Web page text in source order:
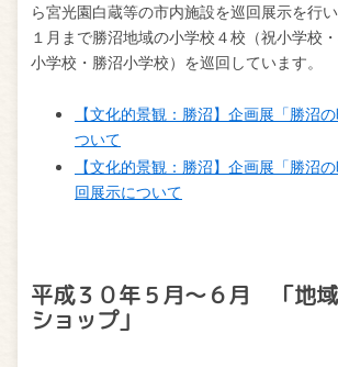
ら宮光園白蔵等の市内施設を巡回展示を行
１月まで勝沼地域の小学校４校（祝小学校
小学校・勝沼小学校）を巡回しています。
【文化的景観：勝沼】企画展「勝沼
ついて
【文化的景観：勝沼】企画展「勝沼
回展示について
平成３０年５月～６月 「地
ショップ」